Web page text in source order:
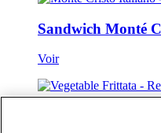
Sandwich Monté
Voir